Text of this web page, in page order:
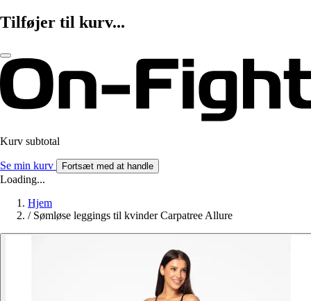
Tilføjer til kurv...
Kurv subtotal
Se min kurv Fortsæt med at handle
Loading...
Hjem
/ Sømløse leggings til kvinder Carpatree Allure